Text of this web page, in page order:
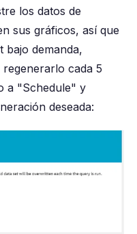
los datos de
sus gráficos, así que
bajo demanda,
cada 5
a "Schedule" y
deseada: